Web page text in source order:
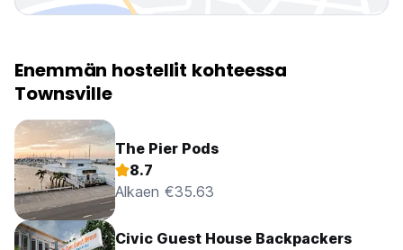
Enemmän hostellit kohteessa
Townsville
The Pier Pods
8.7
Alkaen €35.63
Civic Guest House Backpackers